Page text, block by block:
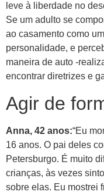
leve à liberdade no
Se um adulto se
ao casamento como
personalidade, e
maneira de auto -
encontrar diretrizes e
Agir de
Anna, 42 anos:“Eu
16 anos. O pai deles
Petersburgo. É muito
crianças, às vezes
sobre elas. Eu mostrei